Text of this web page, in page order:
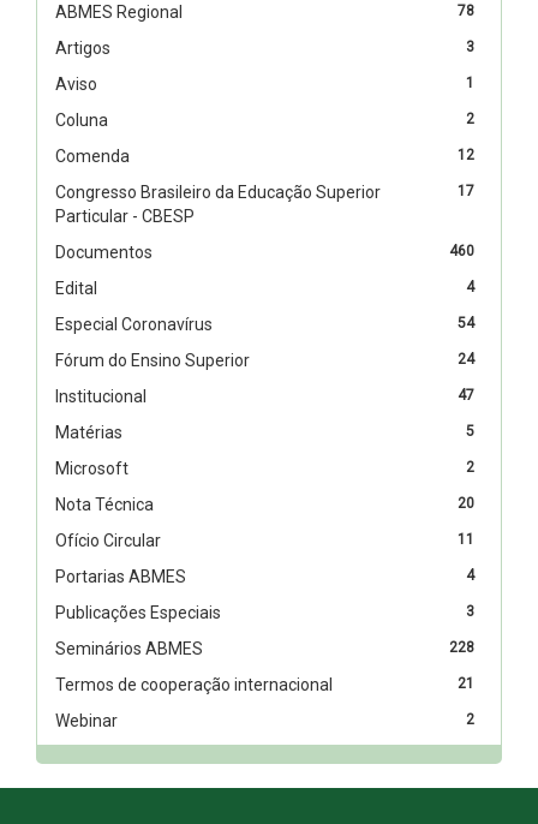
78
ABMES Regional
3
Artigos
1
Aviso
2
Coluna
12
Comenda
17
Congresso Brasileiro da Educação Superior
Particular - CBESP
460
Documentos
4
Edital
54
Especial Coronavírus
24
Fórum do Ensino Superior
47
Institucional
5
Matérias
2
Microsoft
20
Nota Técnica
11
Ofício Circular
4
Portarias ABMES
3
Publicações Especiais
228
Seminários ABMES
21
Termos de cooperação internacional
2
Webinar